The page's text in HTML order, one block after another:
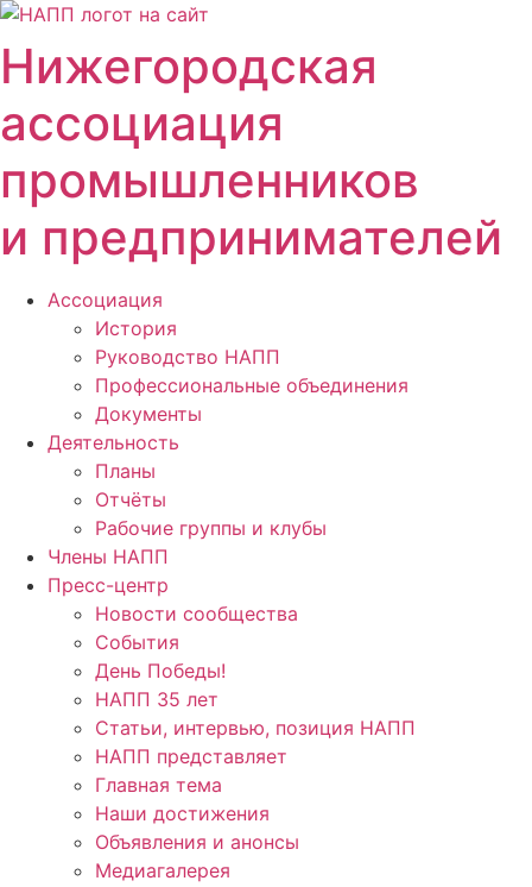
Перейти
содержимому
Нижегородская
ассоциация
промышленников
и предпринимателей
Ассоциация
История
Руководство НАПП
Профессиональные объединения
Документы
Деятельность
Планы
Отчёты
Рабочие группы и клубы
Члены НАПП
Пресс-центр
Новости сообщества
События
День Победы!
НАПП 35 лет
Статьи, интервью, позиция НАПП
НАПП представляет
Главная тема
Наши достижения
Объявления и анонсы
Медиагалерея